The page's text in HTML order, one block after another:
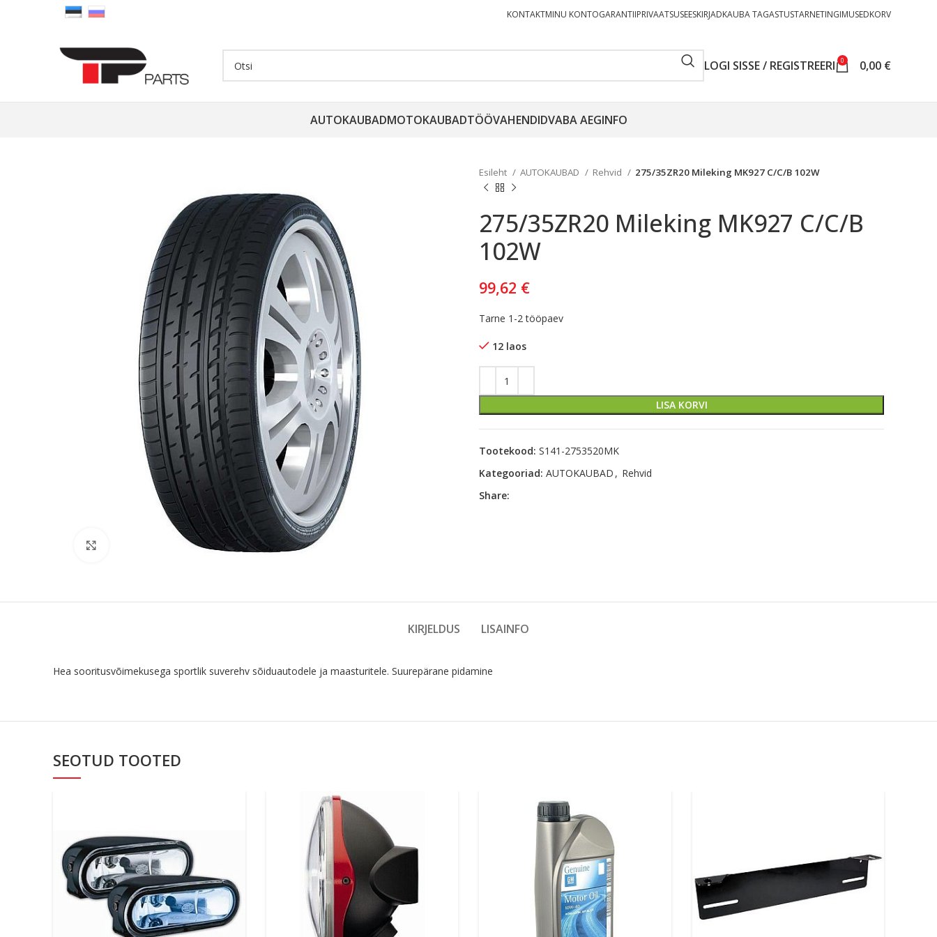
KONTAKTMINU KONTOGARANTIIPRIVAATSUSEESKIRJADKAUBA TAGASTUSTARNETINGIMUSEDKORV
LOGI SISSE / REGISTREERI 0 0,00 €
AUTOKAUBADMOTOKAUBADTÖÖVAHENDIDVABA AEGINFO
Esileht AUTOKAUBAD Rehvid 275/35ZR20 Mileking MK927 C/C/B 102W
275/35ZR20 Mileking MK927 C/C/B
102W
99,62 €
Tarne 1-2 tööpaev
12 laos
LISA KORVI
Tootekood: S141-2753520MK
Kategooriad: AUTOKAUBAD , Rehvid
Share:
KIRJELDUS LISAINFO
Hea sooritusvõimekusega sportlik suverehv sõiduautodele ja maasturitele. Suurepärane pidamine
SEOTUD TOOTED